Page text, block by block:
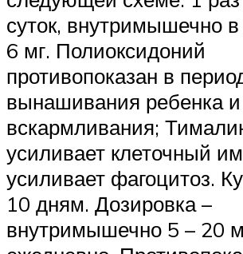
суток, внутримышечно
6 мг. Полиоксидоний
противопоказан в
вынашивания ребенка и
вскармливания;
усиливает клеточный
усиливает фагоцитоз.
10 дням. Дозировка –
внутримышечно 5 – 20